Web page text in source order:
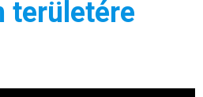
területére